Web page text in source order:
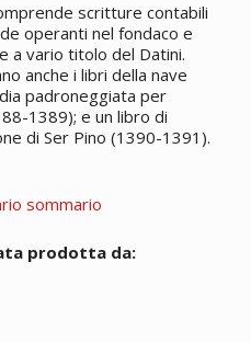
scritture contabili
operanti nel fondaco e
a vario titolo del Datini.
anche i libri della nave
padroneggiata per
1389); e un libro di
di Ser Pino (1390-1391).
sommario
prodotta da: